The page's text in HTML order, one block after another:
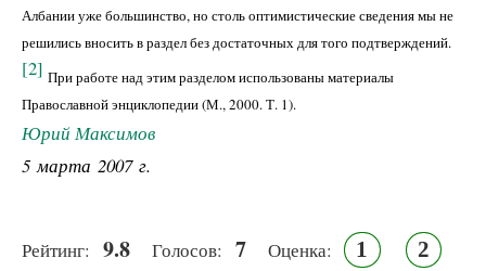
Албании уже большинство, но столь оптимистические сведения мы не
решились вносить в раздел без достаточных для того подтверждений.
[2] При работе над этим разделом использованы материалы
Православной энциклопедии (М., 2000. Т. 1).
Юрий Максимов
5 марта 2007 г.
Рейтинг: 9.8 Голосов: 7 Оценка: 1 2